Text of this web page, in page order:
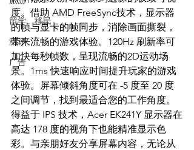
留学、移民
测评
广告
度。借助 AMD FreeSync技术，显示器
的帧与显卡的帧同步，消除画面撕裂，
带来流畅的游戏体验。120Hz 刷新率可
加快每秒帧数，呈现流畅的2D运动场
景。1ms 快速响应时间提升玩家的游戏
体验。屏幕倾斜角度可在 -5 度至 20 度
之间调节，找到最适合您的工作角度。
得益于 IPS 技术，Acer EK241Y 显示器在
高达 178 度的视角下也能精准显示色
彩。与亲朋好友分享屏幕内容，无论从